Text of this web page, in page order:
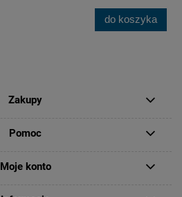
do koszyka
Zakupy
Pomoc
Moje konto